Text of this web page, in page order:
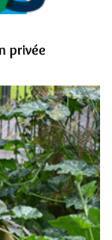
privée